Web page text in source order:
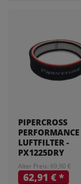
PIPERCROSS
PERFORMANCE
LUFTFILTER -
PX1225DRY
Alter Preis: 69,90 €
62,91 €*